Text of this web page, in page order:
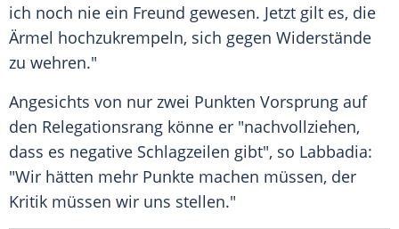
ich noch nie ein Freund gewesen. Jetzt gilt es, die
Ärmel hochzukrempeln, sich gegen Widerstände
zu wehren."
Angesichts von nur zwei Punkten Vorsprung auf
den Relegationsrang könne er "nachvollziehen,
dass es negative Schlagzeilen gibt", so Labbadia:
"Wir hätten mehr Punkte machen müssen, der
Kritik müssen wir uns stellen."